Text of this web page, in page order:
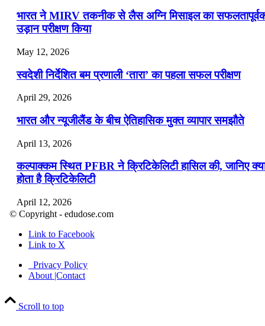
भारत ने MIRV तकनीक से लैस अग्नि मिसाइल का
उड़ान परीक्षण किया
May 12, 2026
स्वदेशी निर्देशित बम प्रणाली ‘तारा’ का पहला सफल परीक्षण
April 29, 2026
भारत और न्यूजीलैंड के बीच ऐतिहासिक मुक्त व्यापार समझौते
April 13, 2026
कल्पाक्कम स्थित PFBR ने क्रिटिकेलिटी हासिल की, जानिए
होता है क्रिटिकेलिटी
April 12, 2026
April 9, 2026
नासा का आर्टेमिस-2 मिशन: मनुष्य एक बार फिर से चंद्रमा के
पहुंचा
April 7, 2026
© Copyright - edudose.com
Link to Facebook
Link to X
Privacy Policy
About |Contact
Scroll to top